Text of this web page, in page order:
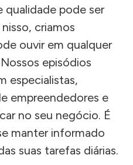
pode ser
criamos
ouvir em qualquer
episódios
especialistas,
empreendedores e
no seu negócio. É
manter informado
suas tarefas diárias.